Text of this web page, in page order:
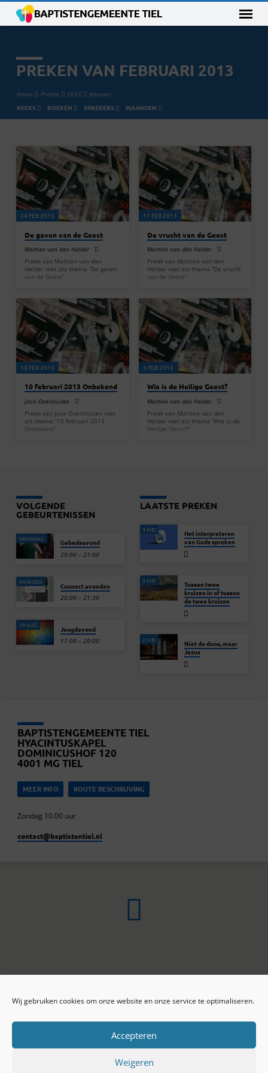
Wij gebruiken cookies om onze website en onze service te optimaliseren.
Accepteren
Weigeren
PREKEN VAN FEBRUARI 2013
Home Preken 2013 februari
REEKS BOEKEN SPREKERS MAANDEN
PREKEN
VAN
FEBRUARI
2013
24 FEB 2013
De gaven van de Geest
Martien van den Helder
Preek van Martien van den
Helder met als thema “De gaven
van de Geest”
17 FEB 2013
De vrucht van de Geest
Martien van den Helder
Preek van Martien van den
Helder met als thema “De vrucht
van de Geest”
10 FEB 2013
10 februari 2013 Onbekend
Jaco Oversluizen
Preek van Jaco Oversluizen met
als thema “10 februari 2013
Onbekend”
3 FEB 2013
Wie is de Heilige Geest?
Martien van den Helder
Preek van Martien van den
Helder met als thema “Wie is de
Heilige Geest?”
VOLGENDE
GEBEURTENISSEN
VANDAAG Gebedsavond
20:00 – 21:00
MORGEN Connect avonden
20:00 – 21:30
19 AUG Jeugdavond
17:00 – 20:00
LAATSTE PREKEN
3 MEI
Het interpreteren
van Gods spreken
3 MEI
Tussen twee
kruizen in of tussen
de twee kruizen
2 MEI
Niet de doos, maar
Jezus
BAPTISTENGEMEENTE TIEL
HYACINTUSKAPEL
DOMINICUSHOF 120
4001 MG TIEL
MEER INFO ROUTE BESCHRIJVING
Zondag 10.00 uur
contact​@baptistentiel.nl
ONLINE ARCHIEF
Privacy beleid